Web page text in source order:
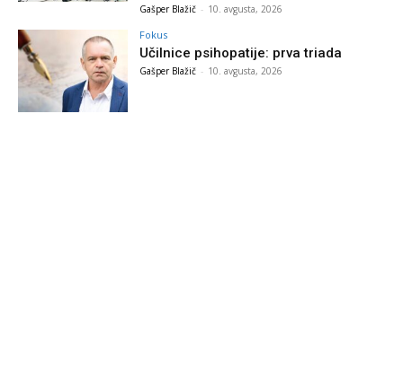
Gašper Blažič - 10. avgusta, 2026
Fokus
Učilnice psihopatije: prva triada
Gašper Blažič - 10. avgusta, 2026